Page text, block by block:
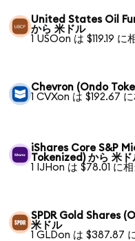
United States Oil
から 米ドル
1 USOon は $119.19 に
Chevron (Ondo
1 CVXon は $192.67
iShares Core S&P
Tokenized) から 米ド
1 IJHon は $78.01 に相
SPDR Gold Shares
米ドル
1 GLDon は $387.87